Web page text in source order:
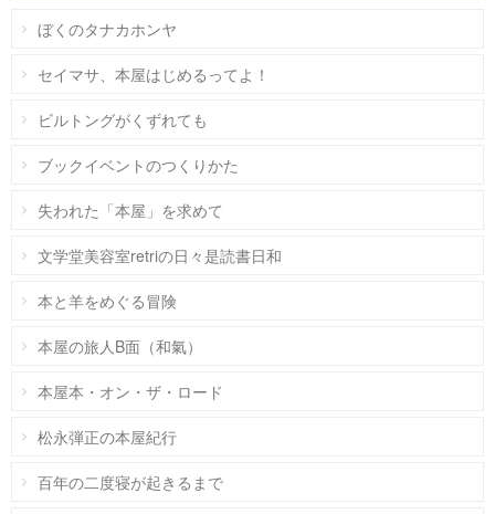
ぼくのタナカホンヤ
セイマサ、本屋はじめるってよ！
ビルトングがくずれても
ブックイベントのつくりかた
失われた「本屋」を求めて
文学堂美容室retriの日々是読書日和
本と羊をめぐる冒険
本屋の旅人B面（和氣）
本屋本・オン・ザ・ロード
松永弾正の本屋紀行
百年の二度寝が起きるまで